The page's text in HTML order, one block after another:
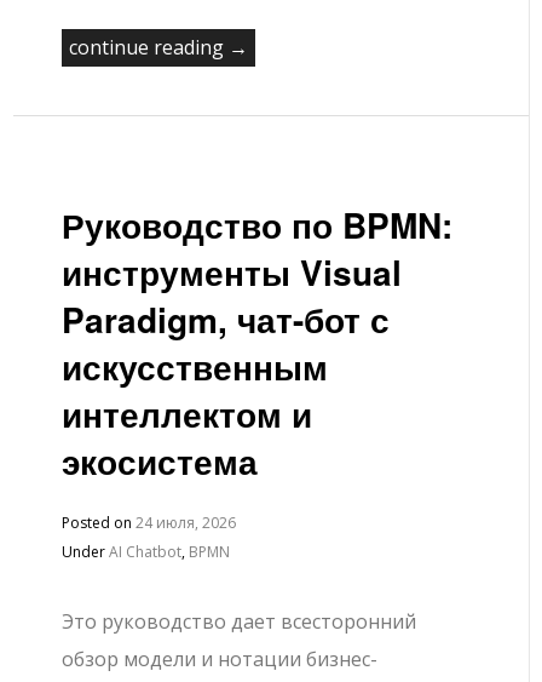
continue reading →
Руководство по BPMN:
инструменты Visual
Paradigm, чат-бот с
искусственным
интеллектом и
экосистема
Posted on24 июля, 2026
UnderAI Chatbot, BPMN
Это руководство дает всесторонний
обзор модели и нотации бизнес-